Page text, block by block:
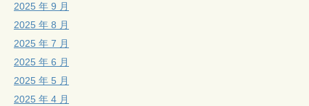
2025 年 9 月
2025 年 8 月
2025 年 7 月
2025 年 6 月
2025 年 5 月
2025 年 4 月